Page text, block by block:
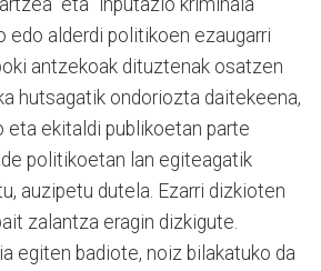
edo alderdi politikoen ezaugarri
antzekoak dituztenak osatzen
hutsagatik ondoriozta daitekeena,
eta ekitaldi publikoetan parte
politikoetan lan egiteagatik
auzipetu dutela. Ezarri dizkioten
zalantza eragin dizkigute.
egiten badiote, noiz bilakatuko da